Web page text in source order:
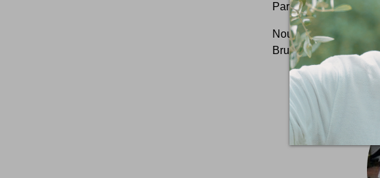
Paris fait des émules !
Nouvelle recette du
Bruxelles, par